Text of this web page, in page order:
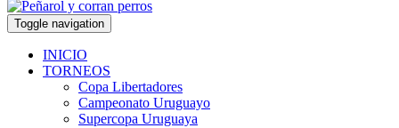
Toggle navigation
INICIO
TORNEOS
Copa Libertadores
Campeonato Uruguayo
Supercopa Uruguaya